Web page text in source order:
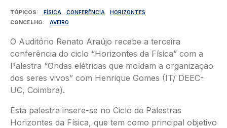
TÓPICOS FÍSICA CONFERÊNCIA
HORIZONTES
CONCELHO
AVEIRO
O Auditório Renato Araújo recebe a terceira
conferência do ciclo “Horizontes da Física” com a
Palestra “Ondas elétricas que moldam a organização
dos seres vivos” com Henrique Gomes (IT/ DEEC-
UC, Coimbra).
Esta palestra insere-se no Ciclo de Palestras
Horizontes da Física, que tem como principal objetivo